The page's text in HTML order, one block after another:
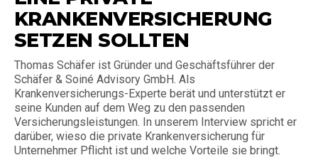
KRANKENVERSICHERUNG
SETZEN SOLLTEN
Thomas Schäfer ist Gründer und Geschäftsführer der
Schäfer & Soiné Advisory GmbH. Als
Krankenversicherungs-Experte berät und unterstützt er
seine Kunden auf dem Weg zu den passenden
Versicherungsleistungen. In unserem Interview spricht er
darüber, wieso die private Krankenversicherung für
Unternehmer Pflicht ist und welche Vorteile sie bringt.